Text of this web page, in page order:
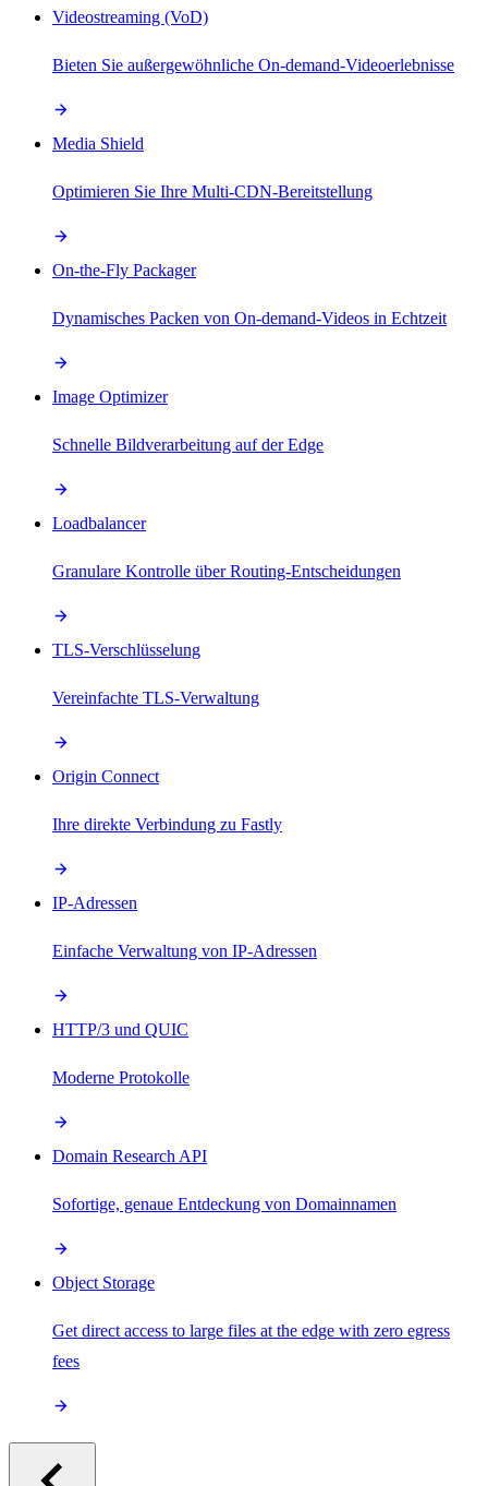
Videostreaming (VoD)
Bieten Sie außergewöhnliche On-demand-Videoerlebnisse
Media Shield
Optimieren Sie Ihre Multi-CDN-Bereitstellung
On-the-Fly Packager
Dynamisches Packen von On-demand-Videos in Echtzeit
Image Optimizer
Schnelle Bildverarbeitung auf der Edge
Loadbalancer
Granulare Kontrolle über Routing-Entscheidungen
TLS-Verschlüsselung
Vereinfachte TLS-Verwaltung
Origin Connect
Ihre direkte Verbindung zu Fastly
IP-Adressen
Einfache Verwaltung von IP-Adressen
HTTP/3 und QUIC
Moderne Protokolle
Domain Research API
Sofortige, genaue Entdeckung von Domainnamen
Object Storage
Get direct access to large files at the edge with zero egress
fees